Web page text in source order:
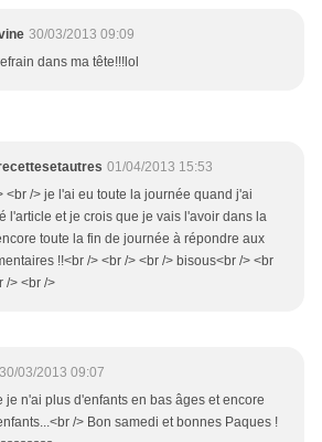
30/03/2013 09:09
dans ma tête!!!lol
01/04/2013 15:53
<br /> je l'ai eu toute la journée quand j'ai
l'article et je crois que je vais l'avoir dans la
toute la fin de journée à répondre aux
!!<br /> <br /> <br /> bisous<br /> <br
/> <br />
30/03/2013 09:07
je n'ai plus d'enfants en bas âges et encore
/> Bon samedi et bonnes Paques !